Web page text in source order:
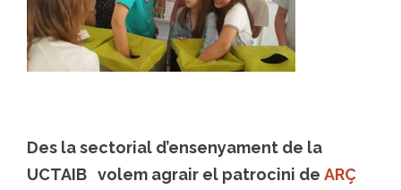
Des la sectorial d’ensenyament de la
UCTAIB volem agrair el patrocini de ARÇ